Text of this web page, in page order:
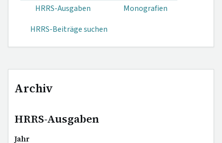
HRRS-Ausgaben
Monografien
HRRS-Beiträge suchen
Archiv
HRRS-Ausgaben
Jahr